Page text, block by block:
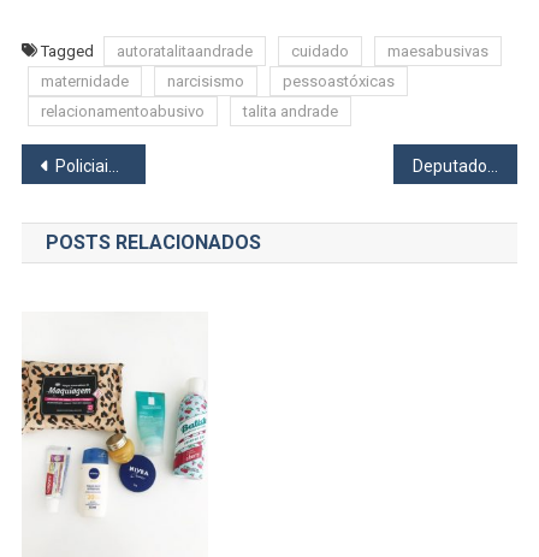
Tagged autoratalitaandrade cuidado
maesabusivas
maternidade
narcisismo
pessoastóxicas
relacionamentoabusivo
talita andrade
Navegação
de
Post
Policiais militares de Osasco fazem surpresa para a pequena Camily Deputado Ataide Teruel destinou R$ 1 milhão para Policlínica da zona norte de Osasco
POSTS RELACIONADOS